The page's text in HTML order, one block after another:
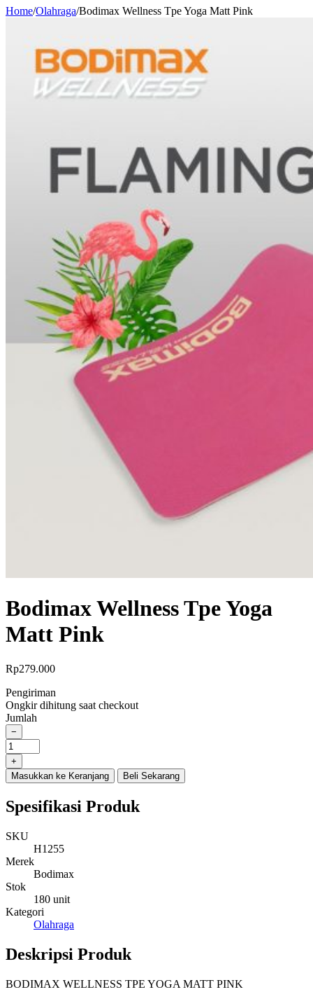
Home/Olahraga/Bodimax Wellness Tpe Yoga Matt Pink
Bodimax Wellness Tpe Yoga
Matt Pink
Rp279.000
Pengiriman
Ongkir dihitung saat checkout
Jumlah
−
BODIMAX
WELLNESS
TPE
YOGA
PINK
+
Masukkan ke Keranjang
Beli Sekarang
Spesifikasi Produk
SKU
H1255
Merek
Bodimax
Stok
180 unit
Kategori
Olahraga
Deskripsi Produk
BODIMAX WELLNESS TPE YOGA MATT PINK